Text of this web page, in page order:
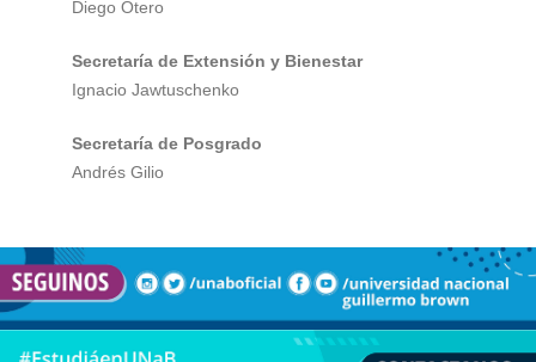
Diego Otero
Secretaría de Extensión y Bienestar
Ignacio Jawtuschenko
Secretaría de Posgrado
Andrés Gilio